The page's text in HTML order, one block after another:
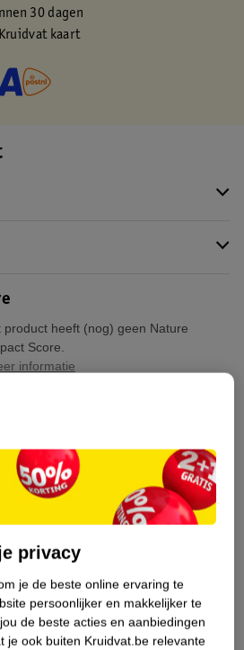
30 dagen
kaart
product heeft (nog) geen Nature
Score.
informatie
Tissues en zakdoekjes
OOK
privacy
je de beste online ervaring te
persoonlijker en makkelijker te
de beste acties en aanbiedingen
je ook buiten Kruidvat.be relevante